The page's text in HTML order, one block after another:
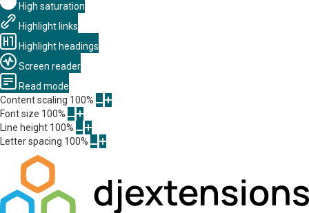
High saturation
Highlight links
Highlight headings
Screen reader
Read mode
Content scaling 100%
Font size 100%
Line height 100%
Letter spacing 100%